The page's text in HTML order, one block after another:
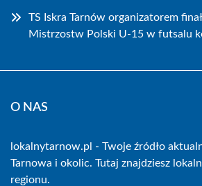
TS Iskra Tarnów organizatorem
Mistrzostw Polski U-15 w futsalu
O NAS
lokalnytarnow.pl - Twoje źródło
Tarnowa i okolic. Tutaj znajdziesz
regionu.